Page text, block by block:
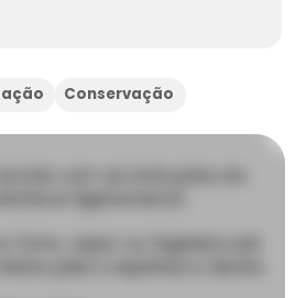
Conservação
ligeiramente.